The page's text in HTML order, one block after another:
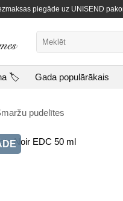
piegāde uz UNISEND
🏷️ Gada populārākais
pudelītes